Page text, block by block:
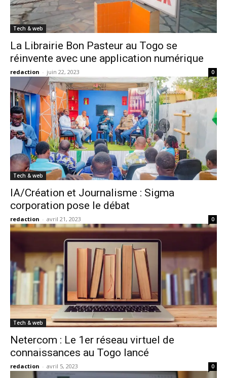
Tech & web
La Librairie Bon Pasteur au Togo se
réinvente avec une application numérique
redaction - juin 22, 2023 0
Tech & web
IA/Création et Journalisme : Sigma
corporation pose le débat
redaction - avril 21, 2023 0
Tech & web
Netercom : Le 1er réseau virtuel de
connaissances au Togo lancé
redaction - avril 5, 2023 0